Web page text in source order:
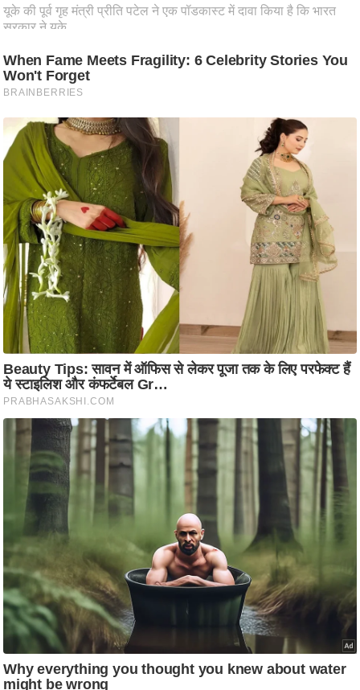
र
.
आ
ई
.
चा
य
प
र
स
मी
क्षा
ध
र्म
ज्यो
ति
ष
प्र
भु
म
हि
मा
ध
स्थ
ल
व्र
त
त्यो
हा
र